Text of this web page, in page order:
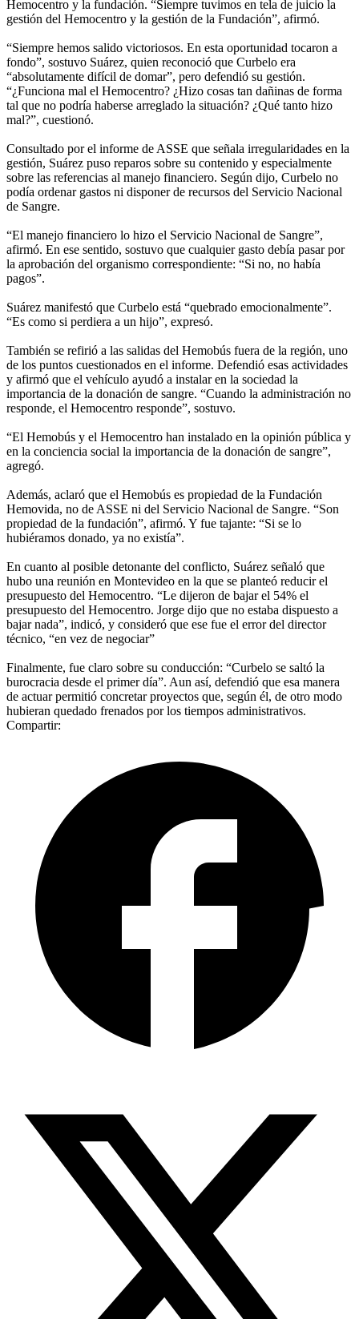
Hemocentro y la fundación. “Siempre tuvimos en tela de juicio la
gestión del Hemocentro y la gestión de la Fundación”, afirmó.
“Siempre hemos salido victoriosos. En esta oportunidad tocaron a
fondo”, sostuvo Suárez, quien reconoció que Curbelo era
“absolutamente difícil de domar”, pero defendió su gestión.
“¿Funciona mal el Hemocentro? ¿Hizo cosas tan dañinas de forma
tal que no podría haberse arreglado la situación? ¿Qué tanto hizo
mal?”, cuestionó.
Consultado por el informe de ASSE que señala irregularidades en la
gestión, Suárez puso reparos sobre su contenido y especialmente
sobre las referencias al manejo financiero. Según dijo, Curbelo no
podía ordenar gastos ni disponer de recursos del Servicio Nacional
de Sangre.
“El manejo financiero lo hizo el Servicio Nacional de Sangre”,
afirmó. En ese sentido, sostuvo que cualquier gasto debía pasar por
la aprobación del organismo correspondiente: “Si no, no había
pagos”.
Suárez manifestó que Curbelo está “quebrado emocionalmente”.
“Es como si perdiera a un hijo”, expresó.
También se refirió a las salidas del Hemobús fuera de la región, uno
de los puntos cuestionados en el informe. Defendió esas actividades
y afirmó que el vehículo ayudó a instalar en la sociedad la
importancia de la donación de sangre. “Cuando la administración no
responde, el Hemocentro responde”, sostuvo.
“El Hemobús y el Hemocentro han instalado en la opinión pública y
en la conciencia social la importancia de la donación de sangre”,
agregó.
Además, aclaró que el Hemobús es propiedad de la Fundación
Hemovida, no de ASSE ni del Servicio Nacional de Sangre. “Son
propiedad de la fundación”, afirmó. Y fue tajante: “Si se lo
hubiéramos donado, ya no existía”.
En cuanto al posible detonante del conflicto, Suárez señaló que
hubo una reunión en Montevideo en la que se planteó reducir el
presupuesto del Hemocentro. “Le dijeron de bajar el 54% el
presupuesto del Hemocentro. Jorge dijo que no estaba dispuesto a
bajar nada”, indicó, y consideró que ese fue el error del director
técnico, “en vez de negociar”
Finalmente, fue claro sobre su conducción: “Curbelo se saltó la
burocracia desde el primer día”. Aun así, defendió que esa manera
de actuar permitió concretar proyectos que, según él, de otro modo
hubieran quedado frenados por los tiempos administrativos.
Compartir: